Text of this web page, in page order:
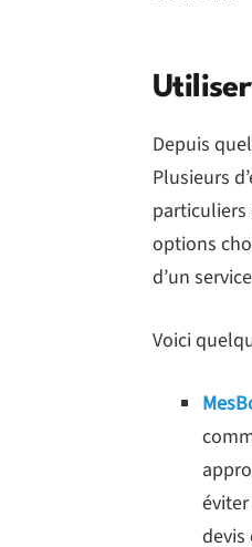
Depuis
Plusieurs
particuliers
options
d’un
Voici
devis